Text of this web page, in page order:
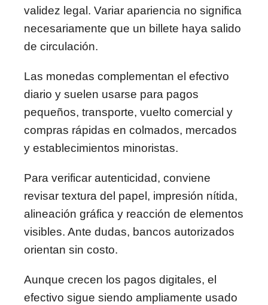
validez legal. Variar apariencia no significa
necesariamente que un billete haya salido
de circulación.
Las monedas complementan el efectivo
diario y suelen usarse para pagos
pequeños, transporte, vuelto comercial y
compras rápidas en colmados, mercados
y establecimientos minoristas.
Para verificar autenticidad, conviene
revisar textura del papel, impresión nítida,
alineación gráfica y reacción de elementos
visibles. Ante dudas, bancos autorizados
orientan sin costo.
Aunque crecen los pagos digitales, el
efectivo sigue siendo ampliamente usado